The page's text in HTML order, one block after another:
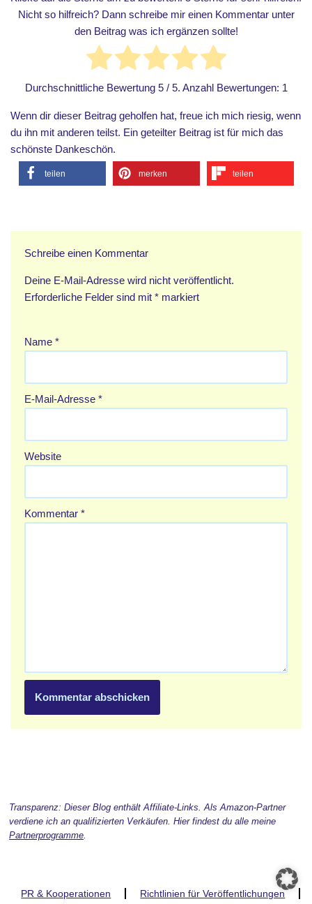
Nicht so hilfreich? Dann schreibe mir einen Kommentar unter
den Beitrag was ich ergänzen sollte!
Durchschnittliche Bewertung 5/ 5. Anzahl Bewertungen: 1
Wenn dir dieser Beitrag geholfen hat, freue ich mich riesig, wenn
du ihn mit anderen teilst. Ein geteilter Beitrag ist für mich das
schönste Dankeschön.
teilen merken teilen
Schreibe einen Kommentar
Deine E-Mail-Adresse wird nicht veröffentlicht.
Erforderliche Felder sind mit * markiert
Name *
E-Mail-Adresse *
Website
Kommentar *
Transparenz: Dieser Blog enthält Affiliate-Links. Als Amazon-Partner
verdiene ich an qualifizierten Verkäufen. Hier findest du alle meine
Partnerprogramme.
PR & Kooperationen Richtlinien für Veröffentlichungen